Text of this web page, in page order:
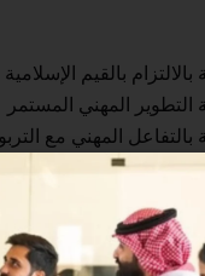
بالقيم
التطوير المهني المستمر
المهني مع
بالمهارات اللغوية
بالمتعلم وكيفية
المعرفة بمحتوى
بالمعرفة بطرق التدريس